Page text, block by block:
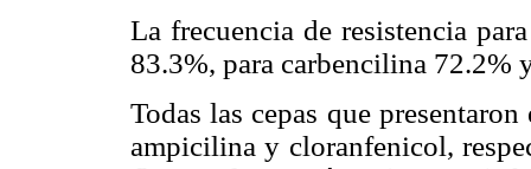
La frecuencia de resistencia
83.3%, para carbencilina 72.2%
Todas las cepas que
ampicilina y cloranfenicol,